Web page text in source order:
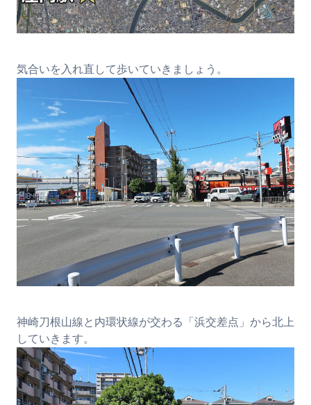
気合いを入れ直して歩いていきましょう。
神崎刀根山線と内環状線が交わる「浜交差点」から北上
していきます。